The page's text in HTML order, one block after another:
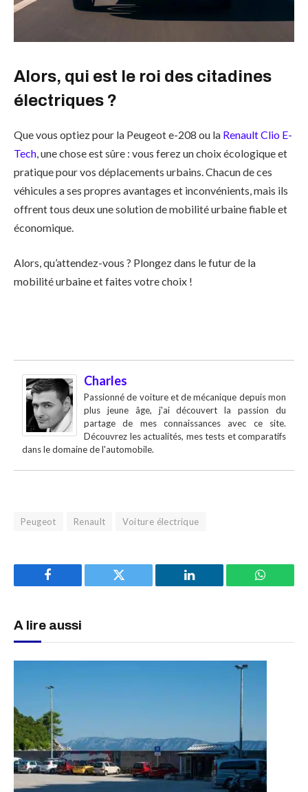
Alors, qui est le roi des citadines
électriques ?
Que vous optiez pour la Peugeot e-208 ou la Renault Clio E-
Tech , une chose est sûre : vous ferez un choix écologique et
pratique pour vos déplacements urbains. Chacun de ces
véhicules a ses propres avantages et inconvénients, mais ils
offrent tous deux une solution de mobilité urbaine fiable et
économique.
Alors, qu’attendez-vous ? Plongez dans le futur de la
mobilité urbaine et faites votre choix !
Charles
Passionné de voiture et de mécanique depuis mon
plus jeune âge, j'ai découvert la passion du
partage de mes connaissances avec ce site.
Découvrez les actualités, mes tests et comparatifs
dans le domaine de l'automobile.
Peugeot Renault Voiture électrique
Facebook Twitter LinkedIn
A lire aussi